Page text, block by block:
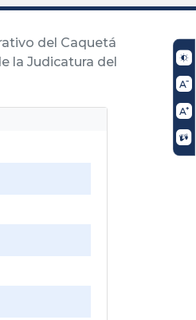
del Caquetá
la Judicatura del